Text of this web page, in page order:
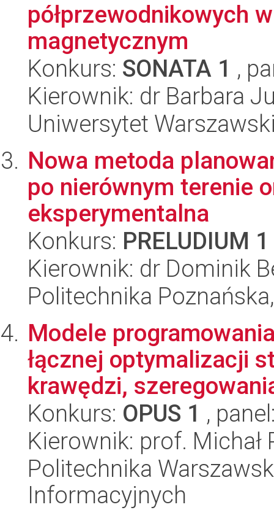
półprzewodnikowych
magnetycznym
Konkurs: SONATA 1 ,
Kierownik: dr Barbara
Uniwersytet
Nowa metoda
po nierównym terenie
eksperymentalna
Konkurs: PRELUDIUM 1
Kierownik: dr Dominik
Politechnika
Modele
łącznej optymalizacji
krawędzi,
Konkurs: OPUS 1 ,
Kierownik: prof. Michał
Politechnika
Informacyjnych